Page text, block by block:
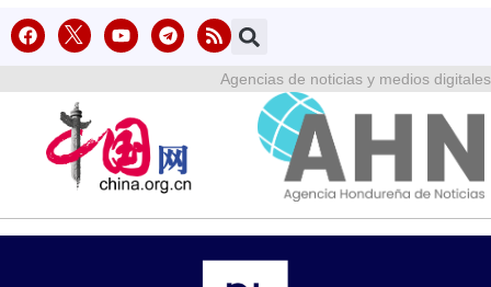
Agencias de noticias y medios digitales